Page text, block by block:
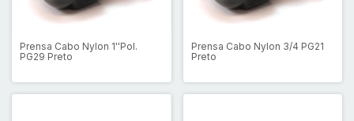
Prensa Cabo Nylon 1''Pol.
PG29 Preto
Prensa Cabo Nylon 3/4 PG21
Preto